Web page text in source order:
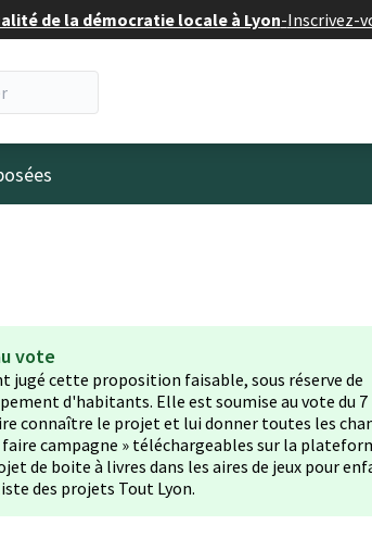
de la démocratie locale à Lyon-Inscrivez-
vote
jugé cette proposition faisable, sous réserve de
d'habitants. Elle est soumise au vote du 7
connaître le projet et lui donner toutes les
campagne » téléchargeables sur la
de boite à livres dans les aires de jeux pour
des projets Tout Lyon.